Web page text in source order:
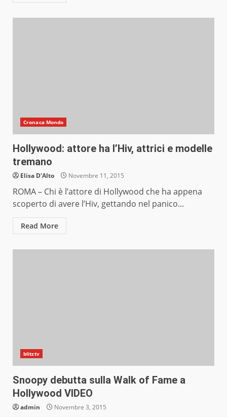
Cronaca Mondo
Hollywood: attore ha l’Hiv, attrici e modelle
tremano
Elisa D'Alto Novembre 11, 2015
ROMA – Chi è l’attore di Hollywood che ha appena
scoperto di avere l’Hiv, gettando nel panico...
Read More
blitztv
Snoopy debutta sulla Walk of Fame a
Hollywood VIDEO
admin Novembre 3, 2015